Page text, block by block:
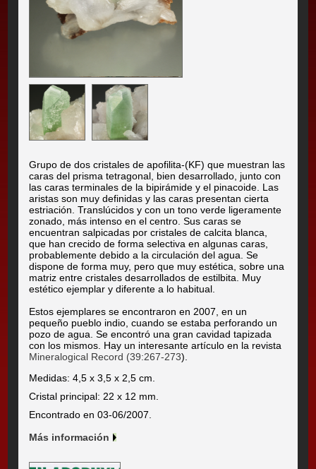
Grupo de dos cristales de apofilita-(KF) que muestran las
caras del prisma tetragonal, bien desarrollado, junto con
las caras terminales de la bipirámide y el pinacoide. Las
aristas son muy definidas y las caras presentan cierta
estriación. Translúcidos y con un tono verde ligeramente
zonado, más intenso en el centro. Sus caras se
encuentran salpicadas por cristales de calcita blanca,
que han crecido de forma selectiva en algunas caras,
probablemente debido a la circulación del agua. Se
dispone de forma muy, pero que muy estética, sobre una
matriz entre cristales desarrollados de estilbita. Muy
estético ejemplar y diferente a lo habitual.
Estos ejemplares se encontraron en 2007, en un
pequeño pueblo indio, cuando se estaba perforando un
pozo de agua. Se encontró una gran cavidad tapizada
con los mismos. Hay un interesante artículo en la revista
Mineralogical Record (39:267-273).
Medidas: 4,5 x 3,5 x 2,5 cm.
Cristal principal: 22 x 12 mm.
Encontrado en 03-06/2007.
Más información